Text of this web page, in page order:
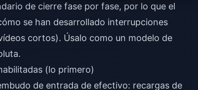
de cierre fase por fase, por lo que el
se han desarrollado interrupciones
cortos). Úsalo como un modelo de
(lo primero)
de entrada de efectivo: recargas de